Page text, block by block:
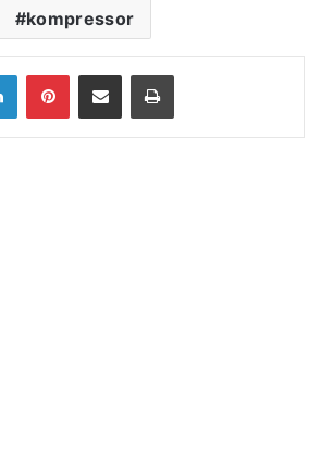
kompressor
LinkedInPinterestShare via Email Print